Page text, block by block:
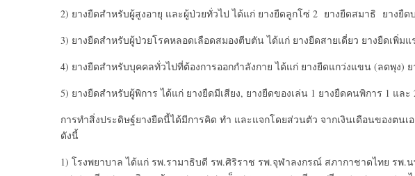
2) ยางยืดสำหรับผู้สูงอายุ และผู้ป่วยทั่วไป ได้แก่ ยางยืดลูกโซ่ 2 ยางยืดสมาธิ ยางยืด
3) ยางยืดสำหรับผู้ป่วยโรคหลอดเลือดสมองตีบตัน ได้แก่ ยางยืดสายเดี่ยว ยางยืดเพิ่มแ
4) ยางยืดสำหรับบุคคลทั่วไปที่ต้องการออกกำลังกาย ได้แก่ ยางยืดแกว่งแขน (ลดพุง)
5) ยางยืดสำหรับผู้พิการ ได้แก่ ยางยืดมีเสียง, ยางยืดของเล่น 1 ยางยืดคนพิการ 1 และ
การทำสิ่งประดิษฐ์ยางยืดนี้ได้มีการคิด ทำ และแจกโดยส่วนตัว จากเงินเดือนของตน
ดังนี้
1) โรงพยาบาล ได้แก่ รพ.รามาธิบดี รพ.ศิริราช รพ.จุฬาลงกรณ์ สภากาชาดไทย รพ